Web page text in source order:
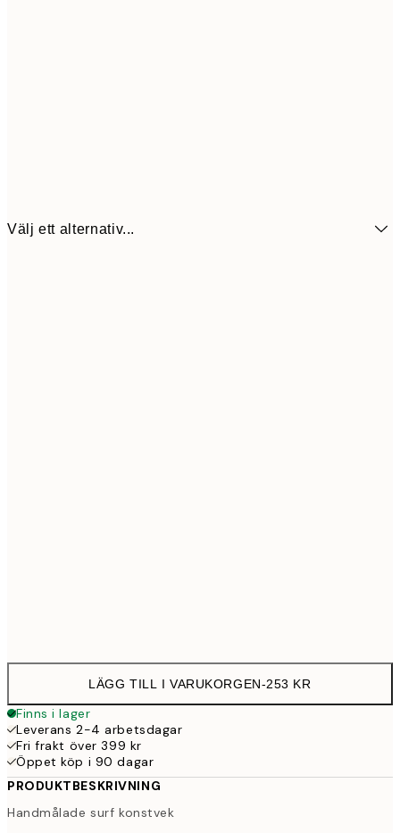
Välj ett alternativ...
LÄGG TILL I VARUKORGEN-253 KR
Finns i lager
Leverans 2-4 arbetsdagar
Fri frakt över 399 kr
Öppet köp i 90 dagar
PRODUKTBESKRIVNING
Handmålade surf konstvek